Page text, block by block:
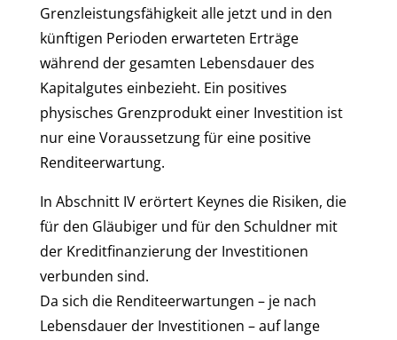
Grenzleistungsfähigkeit alle jetzt und in den
künftigen Perioden erwarteten Erträge
während der gesamten Lebensdauer des
Kapitalgutes einbezieht. Ein positives
physisches Grenzprodukt einer Investition ist
nur eine Voraussetzung für eine positive
Renditeerwartung.
In Abschnitt IV erörtert Keynes die Risiken, die
für den Gläubiger und für den Schuldner mit
der Kreditfinanzierung der Investitionen
verbunden sind.
Da sich die Renditeerwartungen – je nach
Lebensdauer der Investitionen – auf lange